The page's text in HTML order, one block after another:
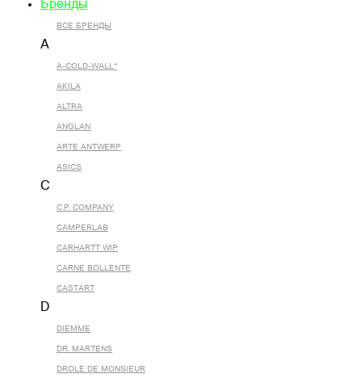
Бренды
ВСЕ БРЕНДЫ
A
A-COLD-WALL*
AKILA
ALTRA
ANGLAN
ARTE ANTWERP
ASICS
C
C.P. COMPANY
CAMPERLAB
CARHARTT WIP
CARNE BOLLENTE
CASTART
D
DIEMME
DR. MARTENS
DROLE DE MONSIEUR